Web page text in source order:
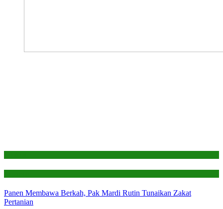
Panen Membawa Berkah, Pak Mardi Rutin Tunaikan Zakat
Pertanian